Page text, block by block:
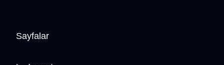
Sayfalar